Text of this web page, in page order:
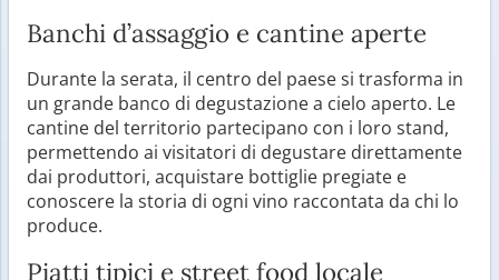
Banchi d’assaggio e cantine aperte
Durante la serata, il centro del paese si trasforma in
un grande banco di degustazione a cielo aperto. Le
cantine del territorio partecipano con i loro stand,
permettendo ai visitatori di degustare direttamente
dai produttori, acquistare bottiglie pregiate e
conoscere la storia di ogni vino raccontata da chi lo
produce.
Piatti tipici e street food locale